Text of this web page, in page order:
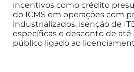
incentivos como crédito
do ICMS em operações com
industrializados, isenção de
específicas e desconto de até
público ligado ao